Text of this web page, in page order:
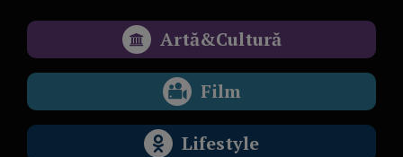
Artă&Cultură
Film
Lifestyle